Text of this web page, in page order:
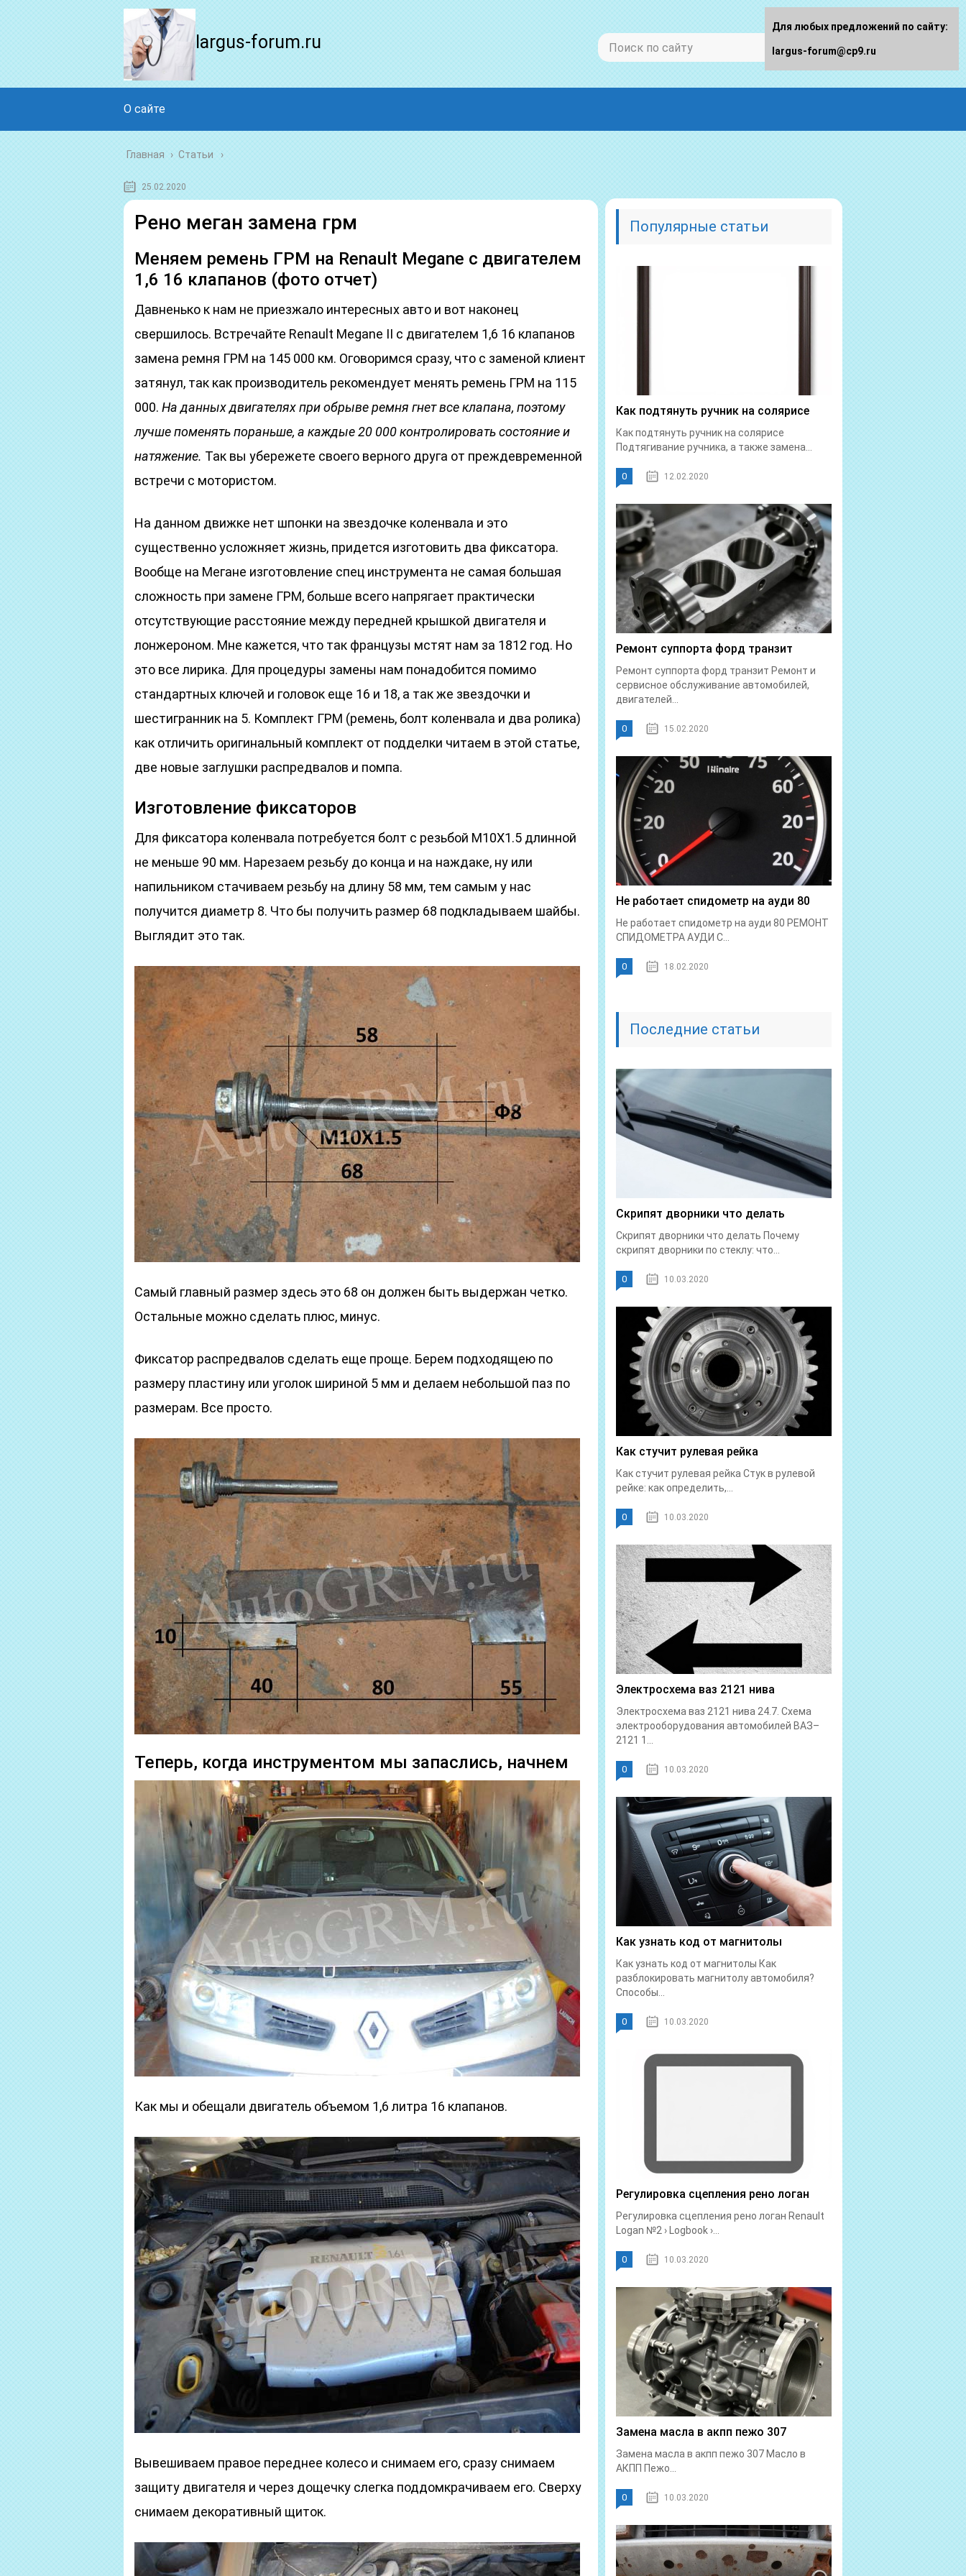
largus-forum.ru
О сайте
Главная › Статьи
25.02.2020
Рено меган замена грм
Меняем ремень ГРМ на Renault Megane с двигателем
1,6 16 клапанов (фото отчет)
Давненько к нам не приезжало интересных авто и вот наконец
свершилось. Встречайте Renault Megane II с двигателем 1,6 16 клапанов
замена ремня ГРМ на 145 000 км. Оговоримся сразу, что с заменой клиент
затянул, так как производитель рекомендует менять ремень ГРМ на 115
000. На данных двигателях при обрыве ремня гнет все клапана, поэтому
лучше поменять пораньше, а каждые 20 000 контролировать состояние и
натяжение. Так вы убережете своего верного друга от преждевременной
встречи с мотористом.
На данном движке нет шпонки на звездочке коленвала и это
существенно усложняет жизнь, придется изготовить два фиксатора.
Вообще на Мегане изготовление спец инструмента не самая большая
сложность при замене ГРМ, больше всего напрягает практически
отсутствующие расстояние между передней крышкой двигателя и
лонжероном. Мне кажется, что так французы мстят нам за 1812 год. Но
это все лирика. Для процедуры замены нам понадобится помимо
стандартных ключей и головок еще 16 и 18, а так же звездочки и
шестигранник на 5. Комплект ГРМ (ремень, болт коленвала и два ролика)
как отличить оригинальный комплект от подделки читаем в этой статье,
две новые заглушки распредвалов и помпа.
Изготовление фиксаторов
Для фиксатора коленвала потребуется болт с резьбой М10Х1.5 длинной
не меньше 90 мм. Нарезаем резьбу до конца и на наждаке, ну или
напильником стачиваем резьбу на длину 58 мм, тем самым у нас
получится диаметр 8. Что бы получить размер 68 подкладываем шайбы.
Выглядит это так.
Самый главный размер здесь это 68 он должен быть выдержан четко.
Остальные можно сделать плюс, минус.
Фиксатор распредвалов сделать еще проще. Берем подходящею по
размеру пластину или уголок шириной 5 мм и делаем небольшой паз по
размерам. Все просто.
Теперь, когда инструментом мы запаслись, начнем
Как мы и обещали двигатель объемом 1,6 литра 16 клапанов.
Вывешиваем правое переднее колесо и снимаем его, сразу снимаем
защиту двигателя и через дощечку слегка поддомкрачиваем его. Сверху
снимаем декоративный щиток.
Популярные статьи
Как подтянуть ручник на солярисе
Как подтянуть ручник на солярисе
Подтягивание ручника, а также замена...
0 12.02.2020
Ремонт суппорта форд транзит
Ремонт суппорта форд транзит Ремонт и
сервисное обслуживание автомобилей,
двигателей...
0 15.02.2020
Не работает спидометр на ауди 80
Не работает спидометр на ауди 80 РЕМОНТ
СПИДОМЕТРА АУДИ С...
0 18.02.2020
Последние статьи
Скрипят дворники что делать
Скрипят дворники что делать Почему
скрипят дворники по стеклу: что...
0 10.03.2020
Как стучит рулевая рейка
Как стучит рулевая рейка Стук в рулевой
рейке: как определить,...
0 10.03.2020
Электросхема ваз 2121 нива
Электросхема ваз 2121 нива 24.7. Схема
электрооборудования автомобилей ВАЗ–
2121 1...
0 10.03.2020
Как узнать код от магнитолы
Как узнать код от магнитолы Как
разблокировать магнитолу автомобиля?
Способы...
0 10.03.2020
Регулировка сцепления рено логан
Регулировка сцепления рено логан Renault
Logan №2 › Logbook ›...
0 10.03.2020
Замена масла в акпп пежо 307
Замена масла в акпп пежо 307 Масло в
АКПП Пежо...
0 10.03.2020
Для любых предложений по сайту:
largus-forum@cp9.ru